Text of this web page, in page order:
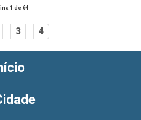
1 de 64
3 4